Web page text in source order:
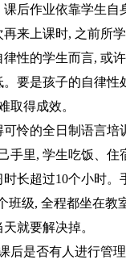
后作业依靠学生
来上课时, 之前所
性的学生而言, 或
要是孩子的自律
取得成效。
怜的全日制语言
手里, 学生吃饭、
长超过10个小时
班级, 全程都坐在
就要解决掉。
后是否有人进行管